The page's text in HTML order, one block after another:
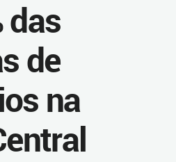
das
de
na